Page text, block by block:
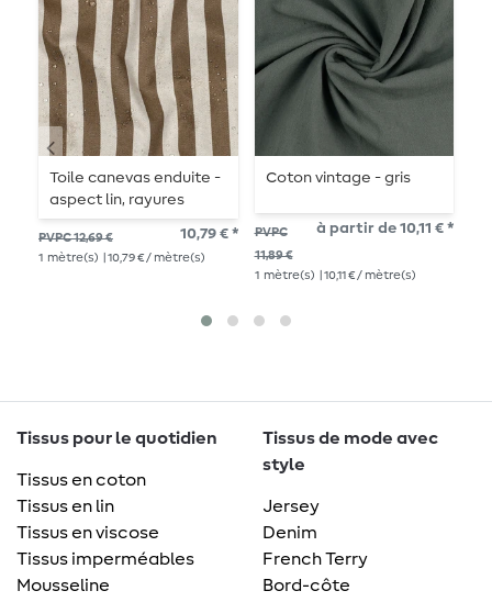
Toile canevas enduite -
aspect lin, rayures
beiges et marron
PVPC 12,69 € 10,79 € *
1 mètre(s) | 10,79 € / mètre(s)
Coton vintage - gris
PVPC
11,89 €
à partir de 10,11 € *
1 mètre(s) | 10,11 € / mètre(s)
Tissus pour le quotidien
Tissus en coton
Tissus en lin
Tissus en viscose
Tissus imperméables
Mousseline
Tissus de mode avec
style
Jersey
Denim
French Terry
Bord-côte